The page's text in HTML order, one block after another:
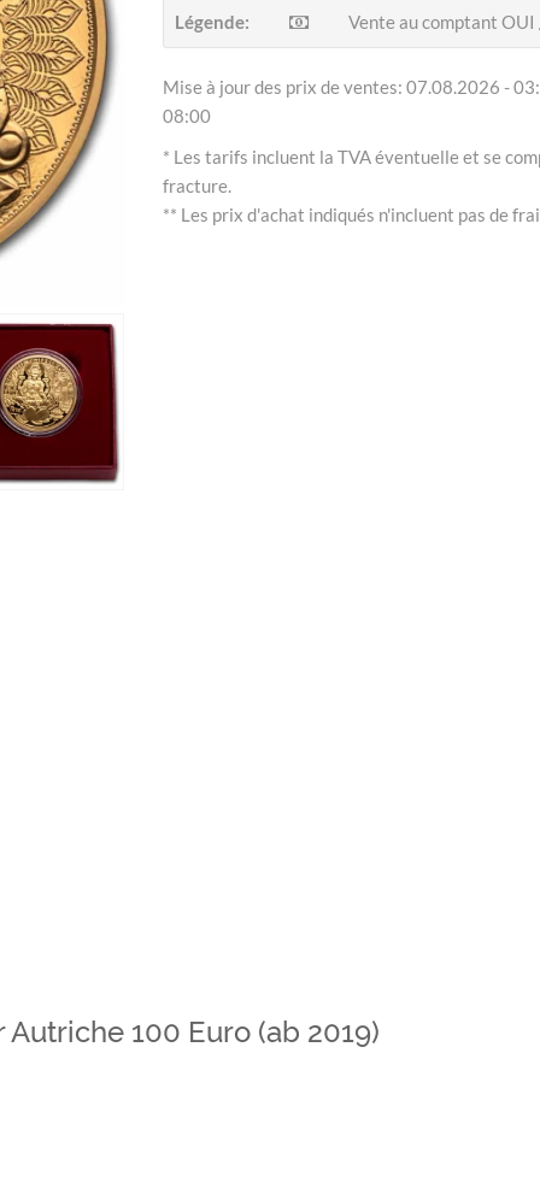
Légende: Vente au comptant
Mise à jour des prix de ventes: 07.08.2026 -
08:00
* Les tarifs incluent la TVA éventuelle et se
fracture.
** Les prix d'achat indiqués n'incluent pas de
100 Euro (ab 2019)